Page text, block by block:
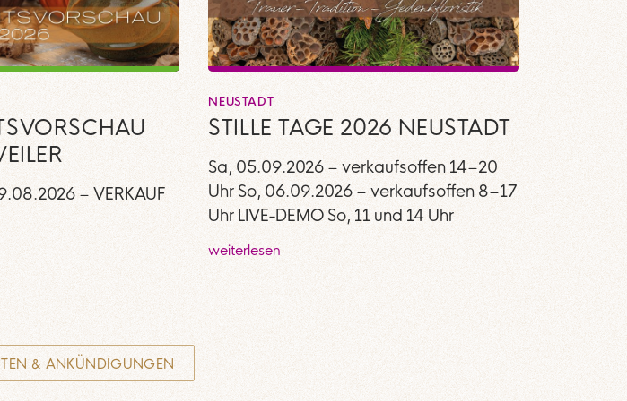
– VERKAUF
NEUSTADT
STILLE TAGE 2026 NEUSTADT
Sa, 05.09.2026 – verkaufsoffen 14–20
Uhr So, 06.09.2026 – verkaufsoffen 8–17
Uhr LIVE-DEMO So, 11 und 14 Uhr
weiterlesen
& ANKÜNDIGUNGEN